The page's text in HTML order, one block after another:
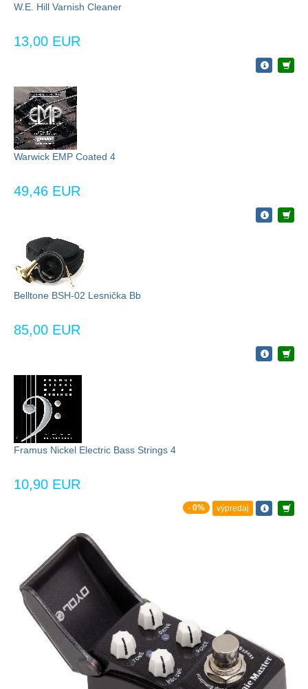
W.E. Hill Varnish Cleaner
13,00 EUR
Warwick EMP Coated 4
49,46 EUR
Belltone BSH-02 Lesnička Bb
85,00 EUR
Framus Nickel Electric Bass Strings 4
10,90 EUR
- 0% výpredaj